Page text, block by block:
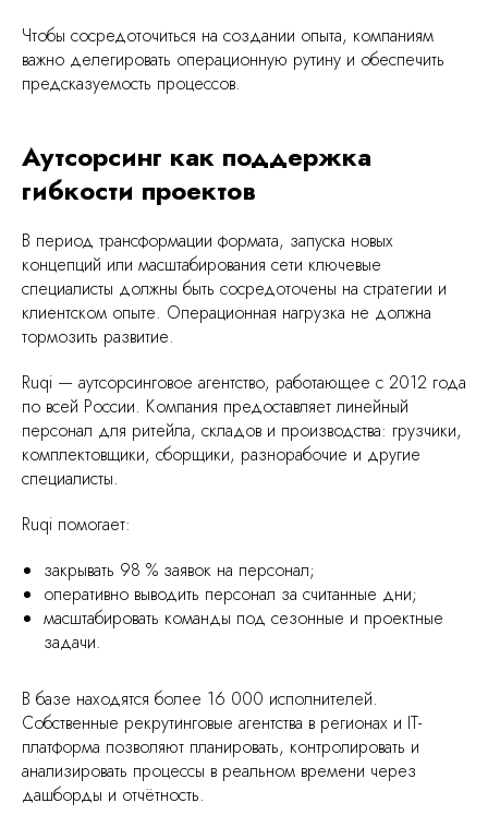
Чтобы сосредоточиться на создании опыта, компаниям
важно делегировать операционную рутину и обеспечить
предсказуемость процессов.
Аутсорсинг как поддержка
гибкости проектов
В период трансформации формата, запуска новых
концепций или масштабирования сети ключевые
специалисты должны быть сосредоточены на стратегии и
клиентском опыте. Операционная нагрузка не должна
тормозить развитие.
Ruqi — аутсорсинговое агентство, работающее с 2012 года
по всей России. Компания предоставляет линейный
персонал для ритейла, складов и производства: грузчики,
комплектовщики, сборщики, разнорабочие и другие
специалисты.
Ruqi помогает:
закрывать 98 % заявок на персонал;
оперативно выводить персонал за считанные дни;
масштабировать команды под сезонные и проектные
задачи.
В базе находятся более 16 000 исполнителей.
Собственные рекрутинговые агентства в регионах и IT-
платформа позволяют планировать, контролировать и
анализировать процессы в реальном времени через
дашборды и отчётность.
Читать
Решим похожую
задачу в вашей
компании
Оставьте заявку, быстро подберем
можем вам помочь